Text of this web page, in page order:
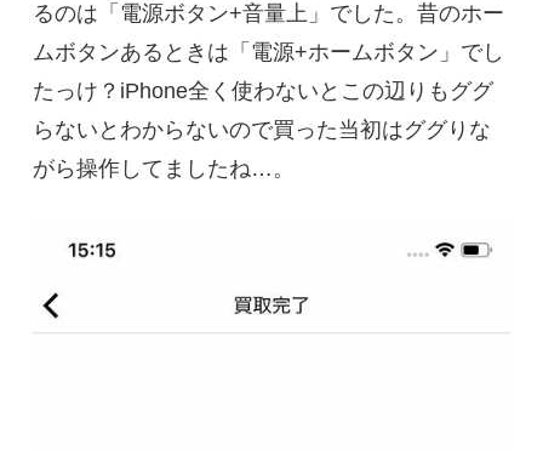
るのは「電源ボタン+音量上」でした。昔のホー
ムボタンあるときは「電源+ホームボタン」でし
たっけ？iPhone全く使わないとこの辺りもググ
らないとわからないので買った当初はググりな
がら操作してましたね…。